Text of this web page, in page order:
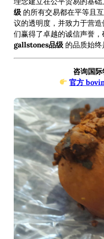
级 的所有交易都在平等且
议的透明度，并致力于营
们赢得了卓越的诚信声誉
gallstones品级 的品质始终
咨询国际
官方